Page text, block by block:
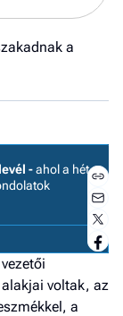
a
-ahol a hét
voltak, az
a